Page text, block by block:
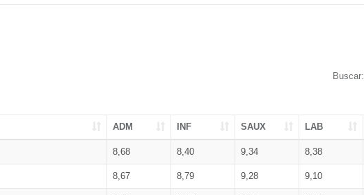
Buscar:
ADM INF SAUX LAB
8,68 8,40 9,34 8,38
8,67 8,79 9,28 9,10